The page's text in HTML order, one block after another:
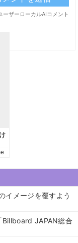
イメージを覆すよう
Billboard JAPAN総合